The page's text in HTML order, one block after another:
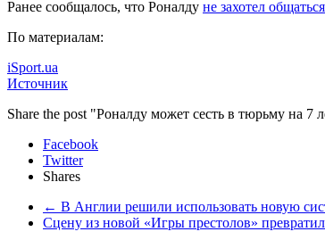
Ранее сообщалось, что Роналду не захотел общаться
По материалам:
iSport.ua
Источник
Share the post "Роналду может сесть в тюрьму на 7
Facebook
Twitter
Shares
← В Англии решили использовать новую
Сцену из новой «Игры престолов»